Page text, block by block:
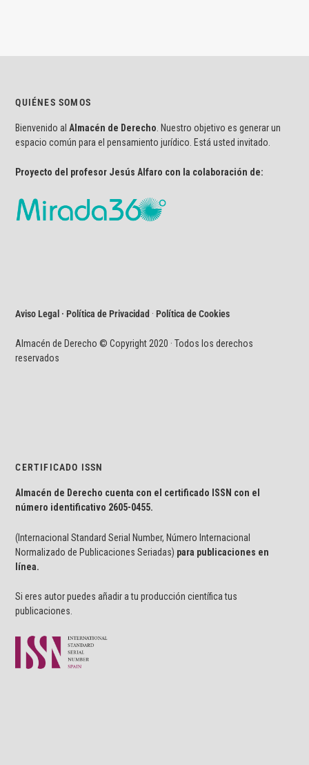
QUIÉNES SOMOS
Bienvenido al Almacén de Derecho . Nuestro objetivo es generar un
espacio común para el pensamiento jurídico. Está usted invitado.
Proyecto del profesor Jesús Alfaro con la colaboración de:
Aviso Legal · Política de Privacidad ·Política de Cookies
Almacén de Derecho © Copyright 2020 · Todos los derechos
reservados
CERTIFICADO ISSN
Almacén de Derecho cuenta con el certificado ISSN con el
número identificativo 2605-0455.
(Internacional Standard Serial Number, Número Internacional
Normalizado de Publicaciones Seriadas) para publicaciones en
línea.
Si eres autor puedes añadir a tu producción científica tus
publicaciones.